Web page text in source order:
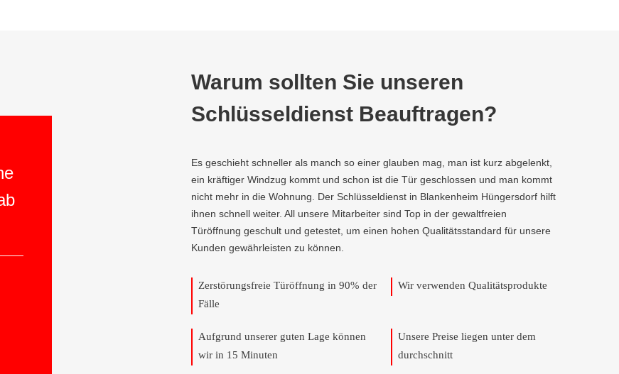
Warum sollten Sie unseren
Schlüsseldienst Beauftragen?
Es geschieht schneller als manch so einer glauben mag, man ist kurz abgelenkt,
ein kräftiger Windzug kommt und schon ist die Tür geschlossen und man kommt
nicht mehr in die Wohnung. Der Schlüsseldienst in Blankenheim Hüngersdorf hilft
ihnen schnell weiter. All unsere Mitarbeiter sind Top in der gewaltfreien
Türöffnung geschult und getestet, um einen hohen Qualitätsstandard für unsere
Kunden gewährleisten zu können.
Zerstörungsfreie Türöffnung in 90% der
Fälle
Wir verwenden Qualitätsprodukte
Aufgrund unserer guten Lage können
wir in 15 Minuten
Unsere Preise liegen unter dem
durchschnitt